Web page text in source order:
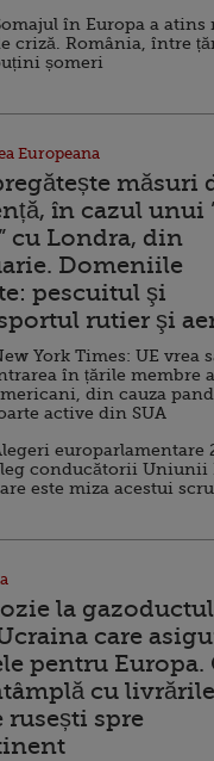
în Europa a
criză. România, între
șomeri
Europeana
măsuri
în cazul unui
cu Londra, din
Domeniile
pescuitul şi
rutier şi
York Times: UE vrea
în țările membre
din cauza
active din SUA
europarlamentare
conducătorii Uniunii
este miza acestui
la gazoductul
care
pentru Europa.
cu
rusești spre